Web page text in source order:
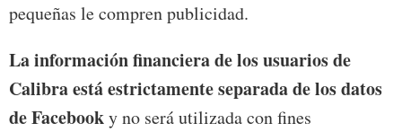
pequeñas le compren publicidad.
La información financiera de los usuarios de
Calibra está estrictamente separada de los datos
de Facebooky no será utilizada con fines